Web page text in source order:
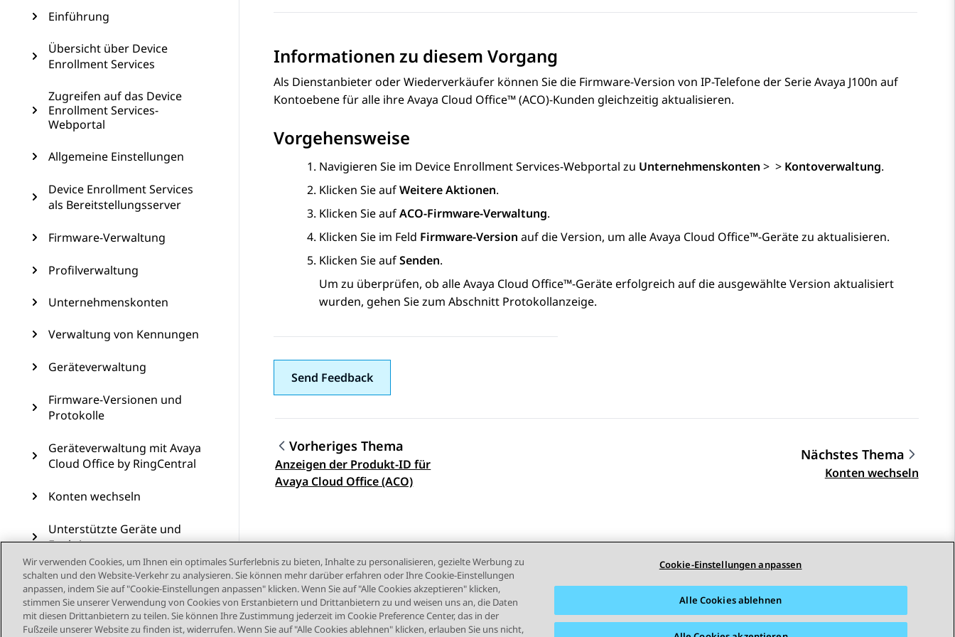
Einführung
Übersicht über Device
Enrollment Services
Zugreifen auf das Device
Enrollment Services-
Webportal
Allgemeine Einstellungen
Device Enrollment Services
als Bereitstellungsserver
Firmware-Verwaltung
Profilverwaltung
Unternehmenskonten
Verwaltung von Kennungen
Geräteverwaltung
Firmware-Versionen und
Protokolle
Geräteverwaltung mit Avaya
Cloud Office by RingCentral
Konten wechseln
Unterstützte Geräte und
Funktionen
Ressourcen
Informationen zu diesem Vorgang
Als Dienstanbieter oder Wiederverkäufer können Sie die Firmware-Version von IP-Telefone der SerieAvaya J100n auf
Kontoebene für alle ihreAvaya Cloud Office™(ACO)-Kunden gleichzeitig aktualisieren.
Vorgehensweise
Navigieren Sie im Device Enrollment Services-Webportal zu Unternehmenskonten > > Kontoverwaltung.
Klicken Sie aufWeitere Aktionen.
Klicken Sie aufACO-Firmware-Verwaltung.
Klicken Sie im Feld Firmware-Version auf die Version, um alleAvaya Cloud Office™-Geräte zu aktualisieren.
Klicken Sie aufSenden.
Um zu überprüfen, ob alleAvaya Cloud Office™-Geräte erfolgreich auf die ausgewählte Version aktualisiert
wurden, gehen Sie zum Abschnitt Protokollanzeige.
Send Feedback
Themennavigation
Vorheriges Thema
Anzeigen der Produkt-ID für
Avaya Cloud Office (ACO)
Nächstes Thema
Konten wechseln
Wir verwenden Cookies, um Ihnen ein optimales Surferlebnis zu bieten, Inhalte zu personalisieren, gezielte Werbung zu
schalten und den Website-Verkehr zu analysieren. Sie können mehr darüber erfahren oder Ihre Cookie-Einstellungen
anpassen, indem Sie auf "Cookie-Einstellungen anpassen" klicken. Wenn Sie auf "Alle Cookies akzeptieren" klicken,
stimmen Sie unserer Verwendung von Cookies von Erstanbietern und Drittanbietern zu und weisen uns an, die Daten
mit diesen Drittanbietern zu teilen. Sie können Ihre Zustimmung jederzeit im Cookie Preference Center, das in der
Fußzeile unserer Website zu finden ist, widerrufen. Wenn Sie auf "Alle Cookies ablehnen" klicken, erlauben Sie uns nicht,
Cookie-Einstellungen anpassen
Alle Cookies ablehnen